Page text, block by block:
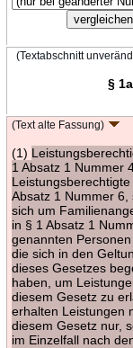
(Textabschnitt
§
(Text alte Fassung)
(1)
1 Absatz 1 Nummer
Leistungsberechtigte
Absatz 1 Nummer 6,
sich um
in § 1 Absatz 1
genannten Personen
die sich in den
dieses Gesetzes
haben, um
diesem Gesetz zu
erhalten Leistungen
diesem Gesetz nur,
im Einzelfall nach